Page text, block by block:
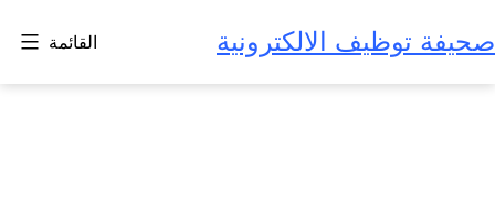
إلى
المحتوى
صحيفة توظيف الالكترونية القائمة